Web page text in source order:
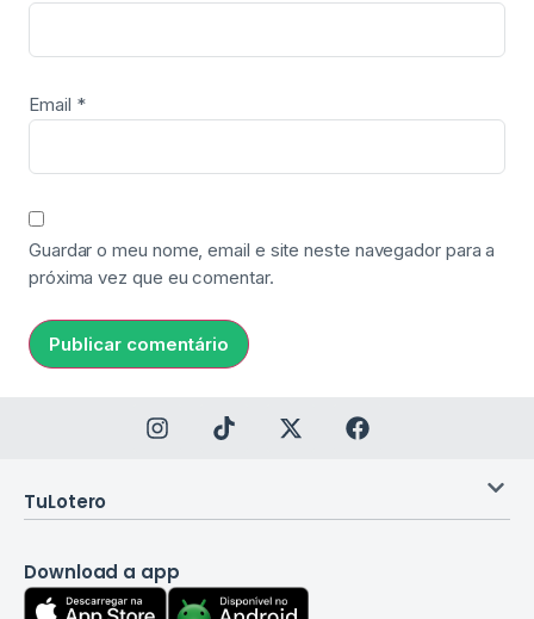
Email *
Guardar o meu nome, email e site neste navegador para a
próxima vez que eu comentar.
TuLotero
Download a app